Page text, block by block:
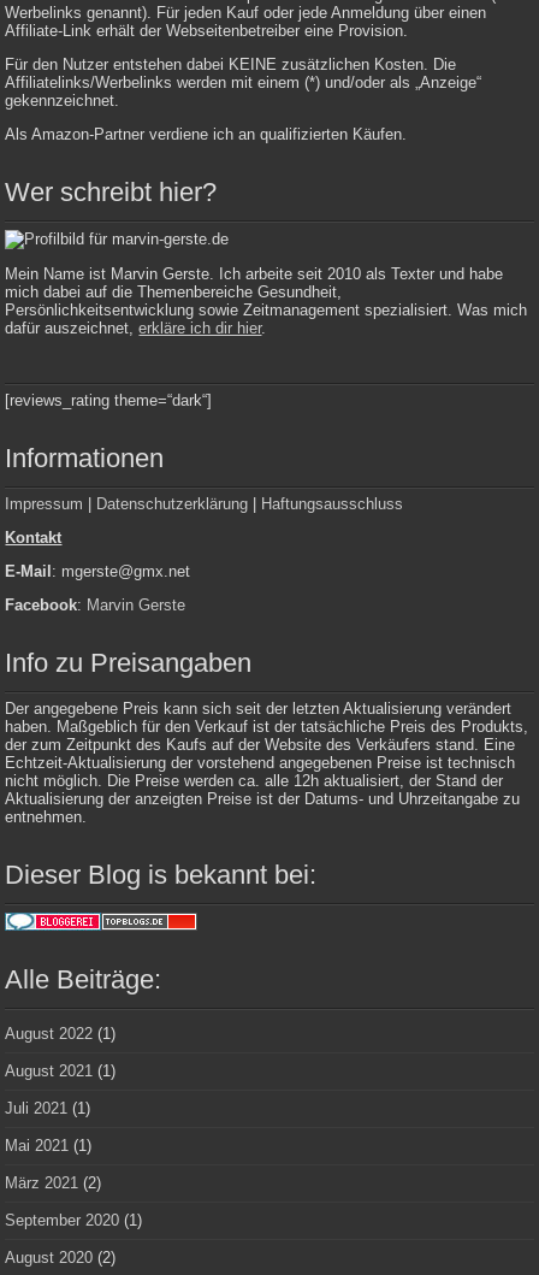
Werbelinks genannt). Für jeden Kauf oder jede Anmeldung über einen
Affiliate-Link erhält der Webseitenbetreiber eine Provision.
Für den Nutzer entstehen dabei KEINE zusätzlichen Kosten. Die
Affiliatelinks/Werbelinks werden mit einem (*) und/oder als „Anzeige“
gekennzeichnet.
Als Amazon-Partner verdiene ich an qualifizierten Käufen.
Wer schreibt hier?
Mein Name ist Marvin Gerste. Ich arbeite seit 2010 als Texter und habe
mich dabei auf die Themenbereiche Gesundheit,
Persönlichkeitsentwicklung sowie Zeitmanagement spezialisiert. Was mich
dafür auszeichnet,erkläre ich dir hier.
[reviews_rating theme=“dark“]
Informationen
Impressum | Datenschutzerklärung | Haftungsausschluss
Kontakt
E-Mail: mgerste@gmx.net
Facebook: Marvin Gerste
Info zu Preisangaben
Der angegebene Preis kann sich seit der letzten Aktualisierung verändert
haben. Maßgeblich für den Verkauf ist der tatsächliche Preis des Produkts,
der zum Zeitpunkt des Kaufs auf der Website des Verkäufers stand. Eine
Echtzeit-Aktualisierung der vorstehend angegebenen Preise ist technisch
nicht möglich. Die Preise werden ca. alle 12h aktualisiert, der Stand der
Aktualisierung der anzeigten Preise ist der Datums- und Uhrzeitangabe zu
entnehmen.
Dieser Blog is bekannt bei:
Alle Beiträge:
August 2022 (1)
August 2021 (1)
Juli 2021 (1)
Mai 2021 (1)
März 2021 (2)
September 2020 (1)
August 2020 (2)